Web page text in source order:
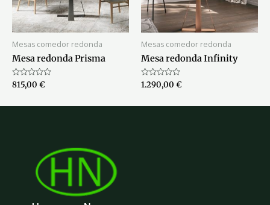
Mesas comedor redonda
Mesa redonda Prisma
Valorado
con
de
815,00 €
Mesas comedor redonda
Mesa redonda Infinity
Valorado
con
de
1.290,00 €